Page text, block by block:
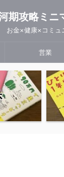
期攻略ミニ
お金×健康×コミュ
営業